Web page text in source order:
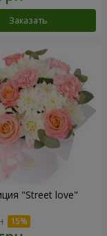
Заказать
"Street love"